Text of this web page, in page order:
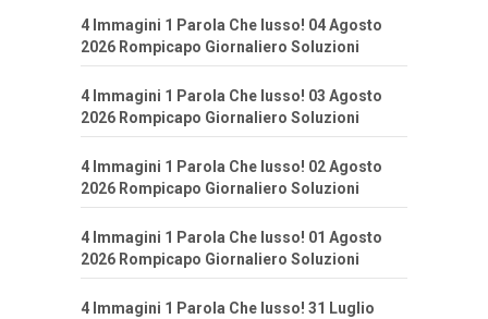
4 Immagini 1 Parola Che lusso! 04 Agosto
2026 Rompicapo Giornaliero Soluzioni
4 Immagini 1 Parola Che lusso! 03 Agosto
2026 Rompicapo Giornaliero Soluzioni
4 Immagini 1 Parola Che lusso! 02 Agosto
2026 Rompicapo Giornaliero Soluzioni
4 Immagini 1 Parola Che lusso! 01 Agosto
2026 Rompicapo Giornaliero Soluzioni
4 Immagini 1 Parola Che lusso! 31 Luglio